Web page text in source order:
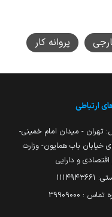
پروانه کار
ارتباطی
تهران - میدان امام خمینی-
خیابان باب همایون- وزارت
اقتصادی و دارایی
: 39909000